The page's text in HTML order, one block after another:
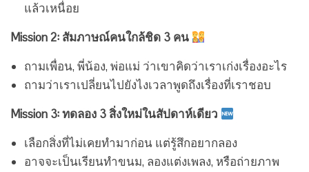
แล้วเหนื่อย
Mission 2: สัมภาษณ์คนใกล้ชิด 3 คน
ถามเพื่อน, พี่น้อง, พ่อแม่ ว่าเขาคิดว่าเราเก่งเรื่องอะไร
ถามว่าเราเปลี่ยนไปยังไงเวลาพูดถึงเรื่องที่เราชอบ
Mission 3: ทดลอง 3 สิ่งใหม่ในสัปดาห์เดียว
เลือกสิ่งที่ไม่เคยทำมาก่อน แต่รู้สึกอยากลอง
อาจจะเป็นเรียนทำขนม, ลองแต่งเพลง, หรือถ่ายภาพ